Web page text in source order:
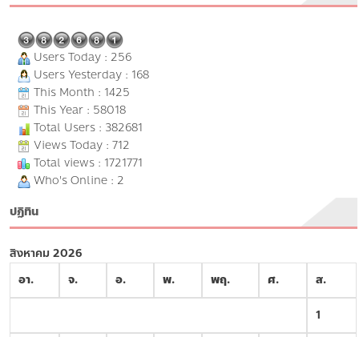
Users Today : 256
Users Yesterday : 168
This Month : 1425
This Year : 58018
Total Users : 382681
Views Today : 712
Total views : 1721771
Who's Online : 2
ปฏิทิน
สิงหาคม 2026
อา.
จ. อ. พ. พฤ. ศ. ส.
1